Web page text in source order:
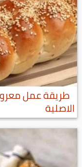
طريقة عمل
الاصلية